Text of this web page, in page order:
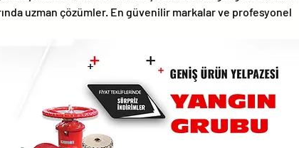
uzman çözümler. En güvenilir markalar ve profesyonel